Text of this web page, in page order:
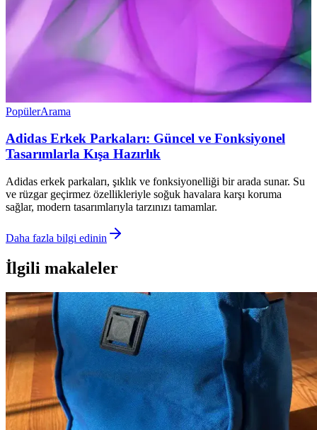
PopülerArama
Adidas Erkek Parkaları: Güncel ve Fonksiyonel
Tasarımlarla Kışa Hazırlık
Adidas erkek parkaları, şıklık ve fonksiyonelliği bir arada sunar. Su
ve rüzgar geçirmez özellikleriyle soğuk havalara karşı koruma
sağlar, modern tasarımlarıyla tarzınızı tamamlar.
Daha fazla bilgi edinin
İlgili makaleler